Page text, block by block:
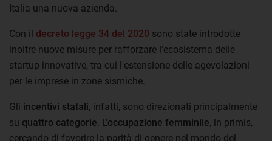
Italia una nuova azienda.
Con il decreto legge 34 del 2020 sono state introdotte
inoltre nuove misure per rafforzare l’ecosistema delle
startup innovative, tra cui l'estensione delle agevolazioni
per le imprese in zone sismiche.
Gli incentivi statali, infatti, sono direzionati principalmente
su quattro categorie . L'occupazione femminile, in primis,
cercando di favorire la parità di genere nel mondo del